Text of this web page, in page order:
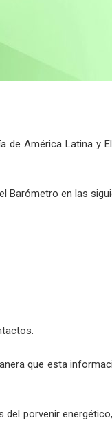
de América Latina y
Barómetro en las
que esta
porvenir